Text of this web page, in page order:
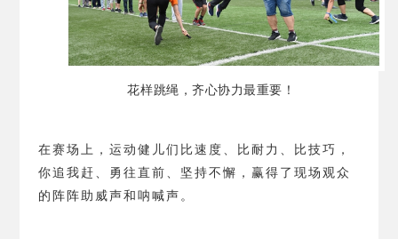
花样跳绳，齐心协力最重要！
在赛场上，运动健儿们比速度、比耐力、比技巧，
你追我赶、勇往直前、坚持不懈，赢得了现场观众
的阵阵助威声和呐喊声。